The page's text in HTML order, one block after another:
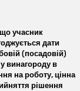
учасник
дати
(посадовій)
винагороду в
на роботу, цінна
рішення